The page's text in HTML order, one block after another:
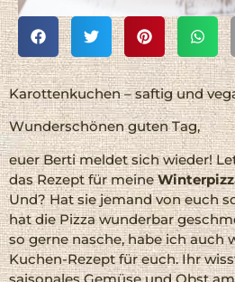
Karottenkuchen – saftig und
Wunderschönen guten Tag,
euer Berti meldet sich wieder!
das Rezept für meine
Und? Hat sie jemand von euch
hat die Pizza wunderbar
so gerne nasche, habe ich auch
Kuchen-Rezept für euch. Ihr
saisonales Gemüse und Obst